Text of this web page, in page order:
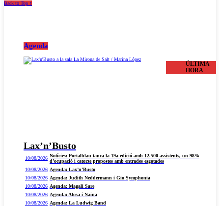
Back to Top ↑
Agenda
Lax’n’Busto
ÚLTIMA
HORA
10/08/2026 Notícies: Portalblau tanca la 19a edició amb 12.500 assistents, un 98%
d’ocupació i catorze propostes amb entrades esgotades
10/08/2026 Agenda: Lax’n’Busto
10/08/2026 Agenda: Judith Neddermann i Gio Symphonia
10/08/2026 Agenda: Magalí Sare
10/08/2026 Agenda: Alosa i Naina
10/08/2026 Agenda: La Ludwig Band